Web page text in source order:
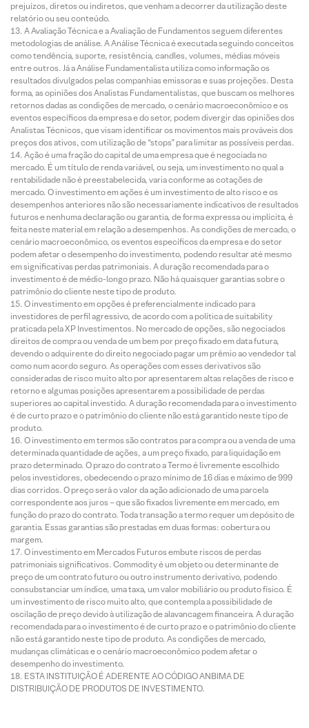
prejuízos, diretos ou indiretos, que venham a decorrer da utilização deste
relatório ou seu conteúdo.
A Avaliação Técnica e a Avaliação de Fundamentos seguem diferentes
metodologias de análise. A Análise Técnica é executada seguindo conceitos
como tendência, suporte, resistência, candles, volumes, médias móveis
entre outros. Já a Análise Fundamentalista utiliza como informação os
resultados divulgados pelas companhias emissoras e suas projeções. Desta
forma, as opiniões dos Analistas Fundamentalistas, que buscam os melhores
retornos dadas as condições de mercado, o cenário macroeconômico e os
eventos específicos da empresa e do setor, podem divergir das opiniões dos
Analistas Técnicos, que visam identificar os movimentos mais prováveis dos
preços dos ativos, com utilização de “stops” para limitar as possíveis perdas.
Ação é uma fração do capital de uma empresa que é negociada no
mercado. É um título de renda variável, ou seja, um investimento no qual a
rentabilidade não é preestabelecida, varia conforme as cotações de
mercado. O investimento em ações é um investimento de alto risco e os
desempenhos anteriores não são necessariamente indicativos de resultados
futuros e nenhuma declaração ou garantia, de forma expressa ou implícita, é
feita neste material em relação a desempenhos. As condições de mercado, o
cenário macroeconômico, os eventos específicos da empresa e do setor
podem afetar o desempenho do investimento, podendo resultar até mesmo
em significativas perdas patrimoniais. A duração recomendada para o
investimento é de médio-longo prazo. Não há quaisquer garantias sobre o
patrimônio do cliente neste tipo de produto.
O investimento em opções é preferencialmente indicado para
investidores de perfil agressivo, de acordo com a política de suitability
praticada pela XP Investimentos. No mercado de opções, são negociados
direitos de compra ou venda de um bem por preço fixado em data futura,
devendo o adquirente do direito negociado pagar um prêmio ao vendedor tal
como num acordo seguro. As operações com esses derivativos são
consideradas de risco muito alto por apresentarem altas relações de risco e
retorno e algumas posições apresentarem a possibilidade de perdas
superiores ao capital investido. A duração recomendada para o investimento
é de curto prazo e o patrimônio do cliente não está garantido neste tipo de
produto.
O investimento em termos são contratos para compra ou a venda de uma
determinada quantidade de ações, a um preço fixado, para liquidação em
prazo determinado. O prazo do contrato a Termo é livremente escolhido
pelos investidores, obedecendo o prazo mínimo de 16 dias e máximo de 999
dias corridos. O preço será o valor da ação adicionado de uma parcela
correspondente aos juros – que são fixados livremente em mercado, em
função do prazo do contrato. Toda transação a termo requer um depósito de
garantia. Essas garantias são prestadas em duas formas: cobertura ou
margem.
O investimento em Mercados Futuros embute riscos de perdas
patrimoniais significativos. Commodity é um objeto ou determinante de
preço de um contrato futuro ou outro instrumento derivativo, podendo
consubstanciar um índice, uma taxa, um valor mobiliário ou produto físico. É
um investimento de risco muito alto, que contempla a possibilidade de
oscilação de preço devido à utilização de alavancagem financeira. A duração
recomendada para o investimento é de curto prazo e o patrimônio do cliente
não está garantido neste tipo de produto. As condições de mercado,
mudanças climáticas e o cenário macroeconômico podem afetar o
desempenho do investimento.
ESTA INSTITUIÇÃO É ADERENTE AO CÓDIGO ANBIMA DE
DISTRIBUIÇÃO DE PRODUTOS DE INVESTIMENTO.